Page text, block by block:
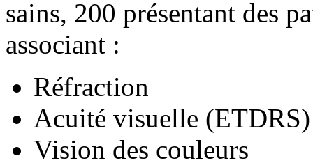
sains, 200 présentant des
associant :
Réfraction
Acuité visuelle (ETDRS)
Vision des couleurs